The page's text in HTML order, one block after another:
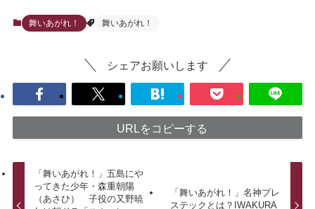
舞いあがれ！ 舞いあがれ！
シェアお願いします
URLをコピーする
「舞いあがれ！」五島にや
ってきた少年・森重朝陽
（あさひ） 子役の又野暁
「舞いあがれ！」名神プレ
ステックとは？IWAKURA